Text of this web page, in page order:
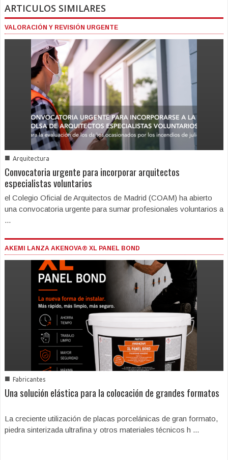
ARTICULOS SIMILARES
VALORACIÓN Y REVISIÓN URGENTE
■ Arquitectura
Convocatoria urgente para incorporar arquitectos
especialistas voluntarios
el Colegio Oficial de Arquitectos de Madrid (COAM) ha abierto
una convocatoria urgente para sumar profesionales voluntarios a
...
AKEMI LANZA AKENOVA® XL PANEL BOND
■ Fabricantes
Una solución elástica para la colocación de grandes formatos
La creciente utilización de placas porcelánicas de gran formato,
piedra sinterizada ultrafina y otros materiales técnicos h ...